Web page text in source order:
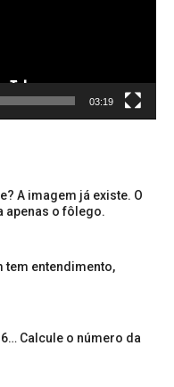
03:19
A imagem já existe. O
apenas o fôlego.
tem entendimento,
Calcule o número da